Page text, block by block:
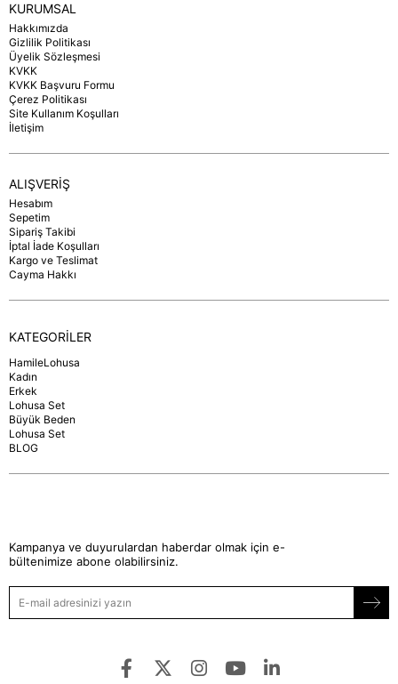
KURUMSAL
Hakkımızda
Gizlilik Politikası
Üyelik Sözleşmesi
KVKK
KVKK Başvuru Formu
Çerez Politikası
Site Kullanım Koşulları
İletişim
ALIŞVERİŞ
Hesabım
Sepetim
Sipariş Takibi
İptal İade Koşulları
Kargo ve Teslimat
Cayma Hakkı
KATEGORİLER
HamileLohusa
Kadın
Erkek
Lohusa Set
Büyük Beden
Lohusa Set
BLOG
Kampanya ve duyurulardan haberdar olmak için e-
bültenimize abone olabilirsiniz.